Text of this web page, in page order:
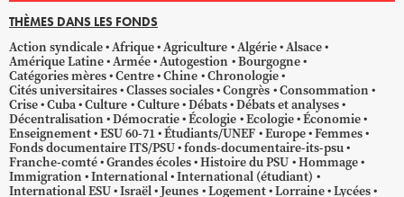
THÈMES DANS LES FONDS
Action syndicale Afrique Agriculture Algérie Alsace
Amérique Latine Armée Autogestion
Bourgogne
Catégories mères Centre Chine Chronologie
Cités universitaires Classes sociales Congrès Consommation
Crise Cuba Culture Culture Débats Débats et analyses
Décentralisation Démocratie Écologie Ecologie Économie
Enseignement ESU 60-71 Étudiants/UNEF Europe Femmes
Fonds documentaire ITS/PSU fonds-documentaire-its-psu
Franche-comté Grandes écoles Histoire du PSU Hommage
Immigration International International (étudiant)
International ESU Israël Jeunes Logement Lorraine Lycées